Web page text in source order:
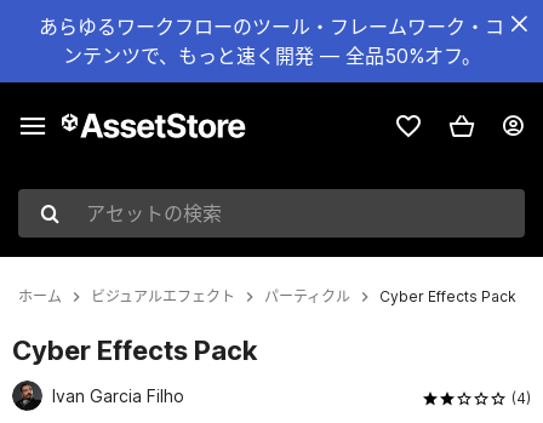
あらゆるワークフローのツール・フレームワーク・コ
ンテンツで、もっと速く開発 — 全品50%オフ。
アセットの検索
ホーム ビジュアルエフェクト パーティクル Cyber Effects Pack
Cyber Effects Pack
Ivan Garcia Filho (4)